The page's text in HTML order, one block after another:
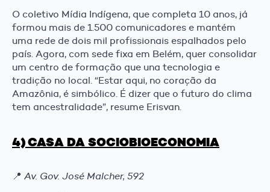
O coletivo Mídia Indígena, que completa 10 anos, já
formou mais de 1.500 comunicadores e mantém
uma rede de dois mil profissionais espalhados pelo
país. Agora, com sede fixa em Belém, quer consolidar
um centro de formação que una tecnologia e
tradição no local. “Estar aqui, no coração da
Amazônia, é simbólico. É dizer que o futuro do clima
tem ancestralidade”, resume Erisvan.
4) CASA DA SOCIOBIOECONOMIA
📍 Av. Gov. José Malcher, 592